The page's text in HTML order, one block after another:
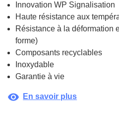
Innovation WP Signalisation
Haute résistance aux
Résistance à la déformation
forme)
Composants recyclables
Inoxydable
Garantie à vie
visibility En savoir plus